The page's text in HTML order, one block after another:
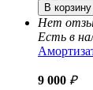
В корзину
Нет
Есть в
9 000 ₽